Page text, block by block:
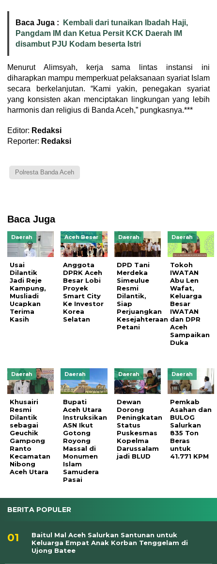
Baca Juga :
Kembali dari tunaikan Ibadah Haji,
Pangdam IM dan Ketua Persit KCK Daerah IM
disambut PJU Kodam beserta Istri
Menurut Alimsyah, kerja sama lintas instansi ini
diharapkan mampu memperkuat pelaksanaan syariat Islam
secara berkelanjutan. “Kami yakin, penegakan syariat
yang konsisten akan menciptakan lingkungan yang lebih
harmonis dan religius di Banda Aceh,” pungkasnya.***
Editor: Redaksi
Reporter: Redaksi
Polresta Banda Aceh
Baca Juga
Daerah
Usai
Dilantik
Jadi Reje
Kampung,
Musliadi
Ucapkan
Terima
Kasih
Aceh Besar
Anggota
DPRK Aceh
Besar Lobi
Proyek
Smart City
Ke Investor
Korea
Selatan
Daerah
DPD Tani
Merdeka
Simeulue
Resmi
Dilantik,
Siap
Perjuangkan
Kesejahteraan
Petani
Daerah
Tokoh
IWATAN
Abu Len
Wafat,
Keluarga
Besar
IWATAN
dan DPR
Aceh
Sampaikan
Duka
Daerah
Khusairi
Resmi
Dilantik
sebagai
Geuchik
Gampong
Ranto
Kecamatan
Nibong
Aceh Utara
Daerah
Bupati
Aceh Utara
Instruksikan
ASN Ikut
Gotong
Royong
Massal di
Monumen
Islam
Samudera
Pasai
Daerah
Dewan
Dorong
Peningkatan
Status
Puskesmas
Kopelma
Darussalam
jadi BLUD
Daerah
Pemkab
Asahan dan
BULOG
Salurkan
835 Ton
Beras
untuk
41.771 KPM
BERITA POPULER
Baitul Mal Aceh Salurkan Santunan untuk
Keluarga Empat Anak Korban Tenggelam di
Ujong Batee